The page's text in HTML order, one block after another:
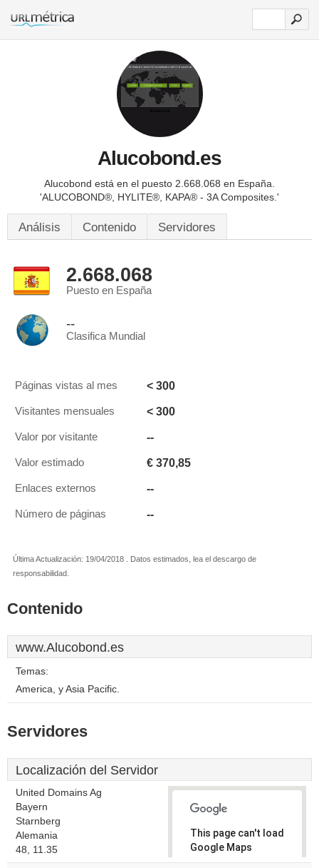
Alucobond.es
Alucobond está en el puesto 2.668.068 en España.
'ALUCOBOND®, HYLITE®, KAPA® - 3A Composites.'
Análisis Contenido Servidores
2.668.068
Puesto en España
--
Clasifica Mundial
Páginas vistas al mes < 300
Visitantes mensuales < 300
Valor por visitante --
Valor estimado € 370,85
Enlaces externos --
Número de páginas --
Última Actualización: 19/04/2018 . Datos estimados, lea el descargo de
responsabilidad.
Contenido
www.Alucobond.es
Temas:
America, y Asia Pacific.
Servidores
Localización del Servidor
United Domains Ag
Bayern
Starnberg
Alemania
48, 11.35
This page can't load
Google Maps
correctly.